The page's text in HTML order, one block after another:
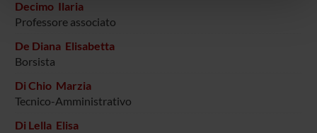
pubblicità e social media, i quali potrebbero combinarle
raccolto dal tuo utilizzo dei loro servizi.
Decimo Ilaria
Professore associato
De Diana Elisabetta
Borsista
Di Chio Marzia
Tecnico-Amministrativo
Di Lella Elisa